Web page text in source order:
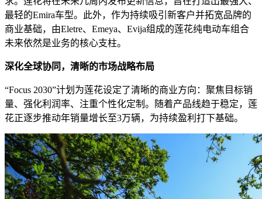
最轻的Emira车型。此外，作为持续吸引新客户并拓宽品牌的
商业基础，由Eletre、Emeya、Evija组成的莲花纯电动车组合
未来依然是业务的核心支柱。
深化全球协同，清晰的市场战略布局
“Focus 2030”计划为莲花设定了清晰的商业方向：聚焦目标销
量、强化利润率、注重个性化定制。随着产品线趋于稳定，莲
花正逐步推动年销量增长至3万辆，为持续盈利打下基础。